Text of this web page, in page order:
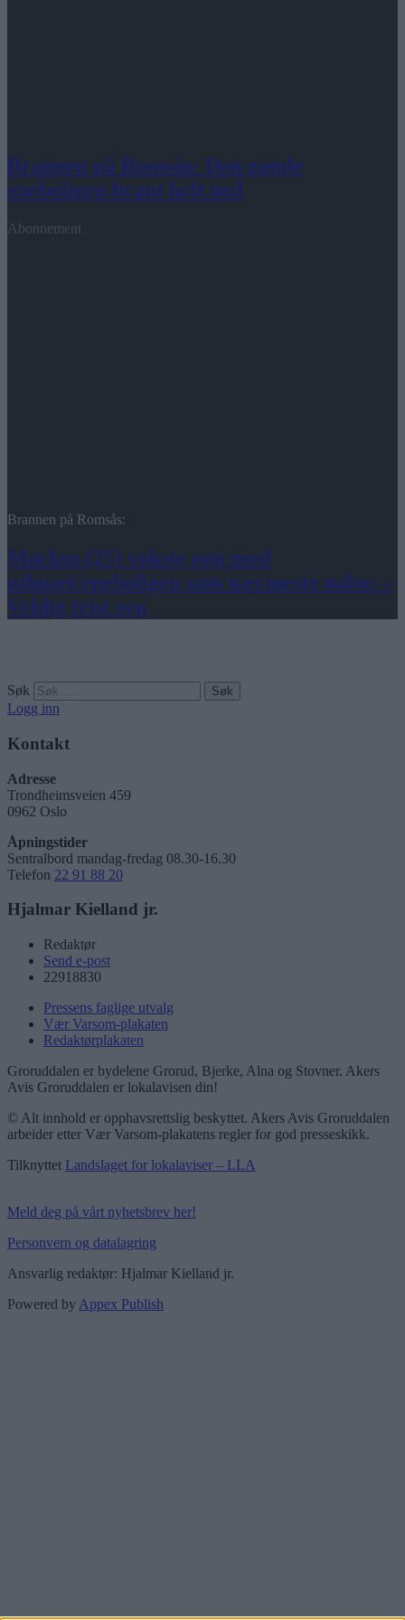
Brannen på Romsås: Den gamle
eneboligen brant helt ned
Abonnement
Brannen på Romsås:
Markus (25) vokste opp med
uthuset/eneboligen som nærmeste nabo: –
Veldig trist syn
Søk
Logg inn
Kontakt
Adresse
Trondheimsveien 459
0962 Oslo
Åpningstider
Sentralbord mandag-fredag 08.30-16.30
Telefon 22 91 88 20
Hjalmar Kielland jr.
Redaktør
Send e-post
22918830
Pressens faglige utvalg
Vær Varsom-plakaten
Redaktørplakaten
Groruddalen er bydelene Grorud, Bjerke, Alna og Stovner. Akers
Avis Groruddalen er lokalavisen din!
© Alt innhold er opphavsrettslig beskyttet. Akers Avis Groruddalen
arbeider etter Vær Varsom-plakatens regler for god presseskikk.
Tilknyttet Landslaget for lokalaviser – LLA
Meld deg på vårt nyhetsbrev her!
Personvern og datalagring
Ansvarlig redaktør: Hjalmar Kielland jr.
Powered by Appex Publish